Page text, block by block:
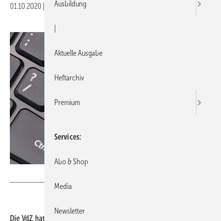
01.10.2020 Druckvorschau
Die VdZ hat ihr Startup-Konzept coronafest gemacht und
Ausbildung
Aktuelle Ausgabe
Heftarchiv
Premium
Services
Abo & Shop
Media
Newsletter